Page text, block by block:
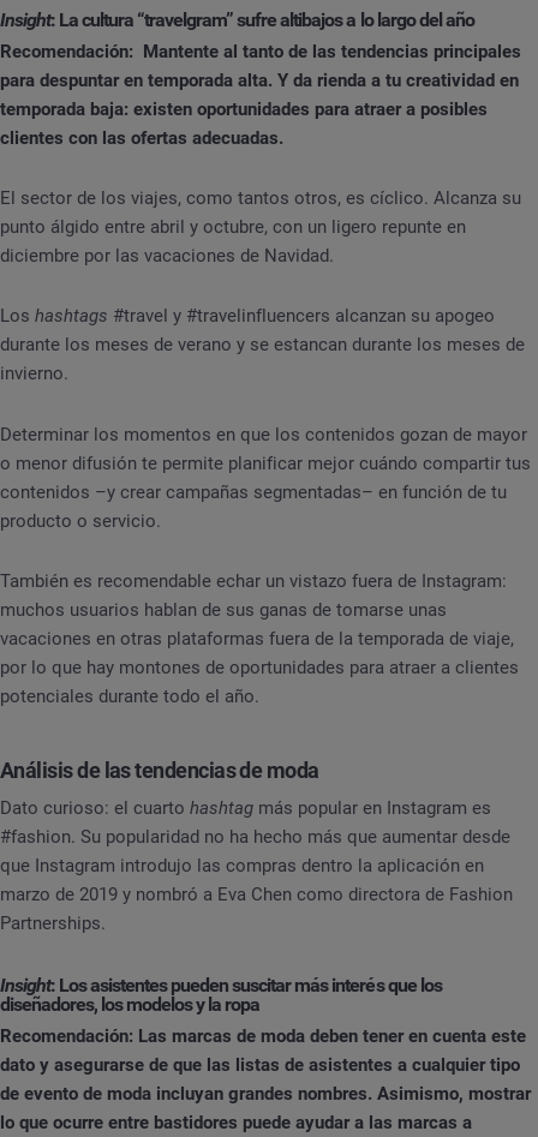
Insight: La cultura “travelgram” sufre altibajos a lo largo del año
Recomendación: Mantente al tanto de las tendencias principales
para despuntar en temporada alta. Y da rienda a tu creatividad en
temporada baja: existen oportunidades para atraer a posibles
clientes con las ofertas adecuadas.
El sector de los viajes, como tantos otros, es cíclico. Alcanza su
punto álgido entre abril y octubre, con un ligero repunte en
diciembre por las vacaciones de Navidad.
Los hashtags #travel y #travelinfluencers alcanzan su apogeo
durante los meses de verano y se estancan durante los meses de
invierno.
Determinar los momentos en que los contenidos gozan de mayor
o menor difusión te permite planificar mejor cuándo compartir tus
contenidos –y crear campañas segmentadas– en función de tu
producto o servicio.
También es recomendable echar un vistazo fuera de Instagram:
muchos usuarios hablan de sus ganas de tomarse unas
vacaciones en otras plataformas fuera de la temporada de viaje,
por lo que hay montones de oportunidades para atraer a clientes
potenciales durante todo el año.
Análisis de las tendencias de moda
Dato curioso: el cuarto hashtag más popular en Instagram es
#fashion. Su popularidad no ha hecho más que aumentar desde
que Instagram introdujo las compras dentro la aplicación en
marzo de 2019 y nombró a Eva Chen como directora de Fashion
Partnerships.
Insight: Los asistentes pueden suscitar más interés que los
diseñadores, los modelos y la ropa
Recomendación: Las marcas de moda deben tener en cuenta este
dato y asegurarse de que las listas de asistentes a cualquier tipo
de evento de moda incluyan grandes nombres. Asimismo, mostrar
lo que ocurre entre bastidores puede ayudar a las marcas a